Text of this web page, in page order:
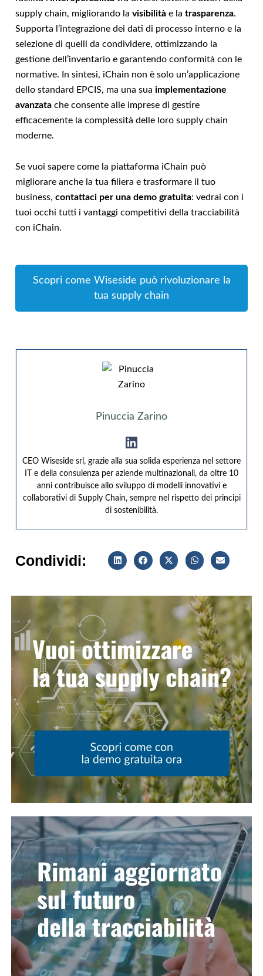
supply chain, migliorando la visibilità e la trasparenza.
Supporta l’integrazione dei dati di processo interno e la
selezione di quelli da condividere, ottimizzando la
gestione dell’inventario e garantendo conformità con le
normative. In sintesi, iChain non è solo un’applicazione
dello standard EPCIS, ma una sua implementazione
avanzata che consente alle imprese di gestire
efficacemente la complessità delle loro supply chain
moderne.
Se vuoi sapere come la piattaforma iChain può
migliorare anche la tua filiera e trasformare il tuo
business, contattaci per una demo gratuita: vedrai con i
tuoi occhi tutti i vantaggi competitivi della tracciabilità
con iChain.
Scopri come Wiseside può rivoluzionare la
tua supply chain
Pinuccia Zarino
CEO Wiseside srl, grazie alla sua solida esperienza nel settore
IT e della consulenza per aziende multinazionali, da oltre 10
anni contribuisce allo sviluppo di modelli innovativi e
collaborativi di Supply Chain, sempre nel rispetto dei principi
di sostenibilità.
Condividi: